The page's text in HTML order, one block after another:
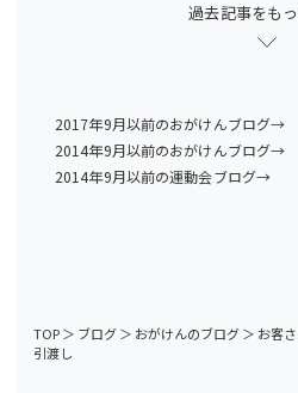
過去記事をも
2017年9月以前のおがけんブログ→
2014年9月以前のおがけんブログ→
2014年9月以前の運動会ブログ→
TOP＞ ブログ＞ おがけんのブログ＞ お客
引渡し